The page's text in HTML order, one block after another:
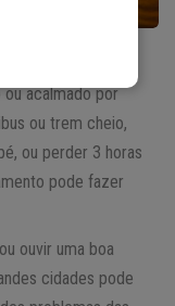
acalmado por
ou trem cheio,
ou perder 3 horas
pode fazer
ouvir uma boa
cidades pode